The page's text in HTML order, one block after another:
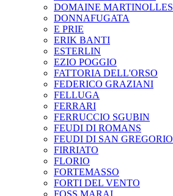
DOMAINE MARTINOLLES
DONNAFUGATA
E PRIE
ERIK BANTI
ESTERLIN
EZIO POGGIO
FATTORIA DELL'ORSO
FEDERICO GRAZIANI
FELLUGA
FERRARI
FERRUCCIO SGUBIN
FEUDI DI ROMANS
FEUDI DI SAN GREGORIO
FIRRIATO
FLORIO
FORTEMASSO
FORTI DEL VENTO
FOSS MARAI